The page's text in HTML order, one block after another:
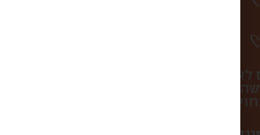
לא